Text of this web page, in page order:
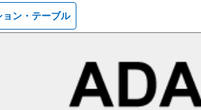
ン・テーブル